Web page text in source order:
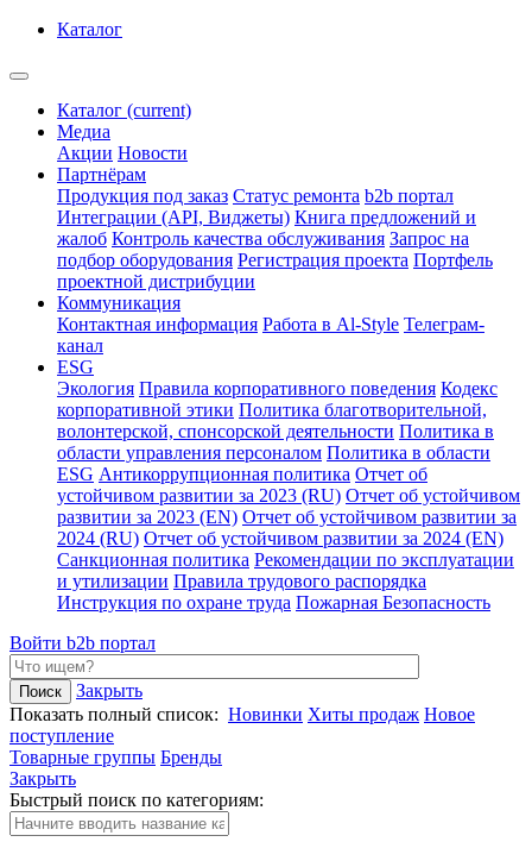
Каталог
Каталог (current)
Медиа
Акции Новости
Партнёрам
Продукция под заказ Статус ремонта b2b портал
Интеграции (API, Виджеты) Книга предложений и
жалоб Контроль качества обслуживания Запрос на
подбор оборудования Регистрация проекта Портфель
проектной дистрибуции
Коммуникация
Контактная информация Работа в Al-Style Телеграм-
канал
ESG
Экология Правила корпоративного поведения Кодекс
корпоративной этики Политика благотворительной,
волонтерской, спонсорской деятельности Политика в
области управления персоналом Политика в области
ESG Антикоррупционная политика Отчет об
устойчивом развитии за 2023 (RU) Отчет об устойчивом
развитии за 2023 (EN) Отчет об устойчивом развитии за
2024 (RU) Отчет об устойчивом развитии за 2024 (EN)
Санкционная политика Рекомендации по эксплуатации
и утилизации Правила трудового распорядка
Инструкция по охране труда Пожарная Безопасность
Войти b2b портал
Закрыть
Показать полный список: Новинки Хиты продаж Новое
поступление
Товарные группы Бренды
Закрыть
Быстрый поиск по категориям: